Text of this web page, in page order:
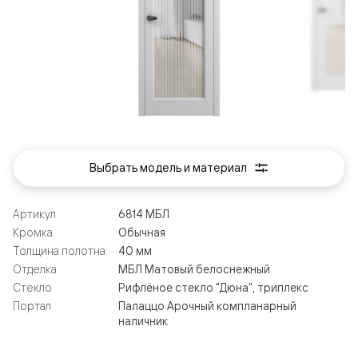
Артикул
6814 МБЛ
Кромка
Обычная
Толщина полотна
40 мм
Отделка
МБЛ Матовый белоснежный
Стекло
Рифлёное стекло "Дюна", триплекс
Портал
Палаццо Арочный компланарный
наличник
Выбрать модель и материал